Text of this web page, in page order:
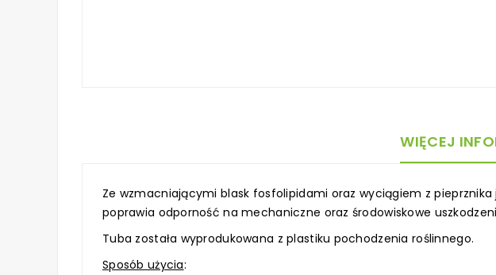
WIĘCEJ
Ze wzmacniającymi blask fosfolipidami oraz wyciągiem z
poprawia odporność na mechaniczne oraz środowiskowe
Tuba została wyprodukowana z plastiku pochodzenia roślinnego.
Sposób użycia: